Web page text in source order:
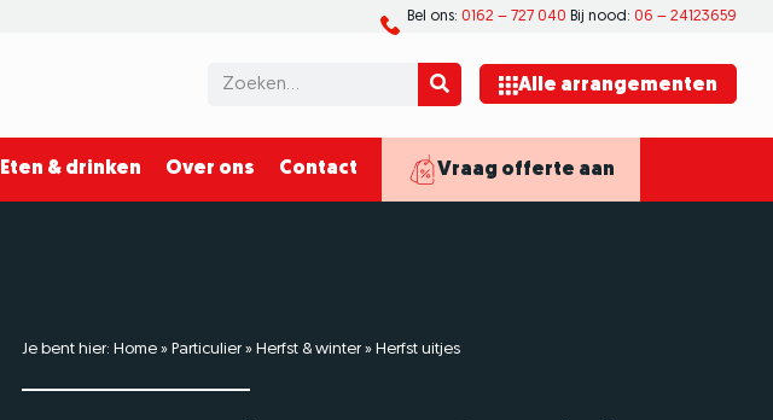
Bel ons: 0162 – 727 040 Bij nood: 06 – 24123659
Alle arrangementen
Eten & drinken Over ons Contact Vraag offerte aan
Je bent hier: Home » Particulier » Herfst & winter » Herfst uitjes